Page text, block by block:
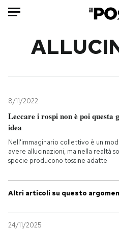
Mondo
Politica
Internet
Scienza
Economia
8/11/2022
Leccare i rospi non è poi questa
idea
Nell'immaginario collettivo è un
avere allucinazioni, ma nella realtà
specie producono tossine adatte
Altri articoli su questo
24/11/2025